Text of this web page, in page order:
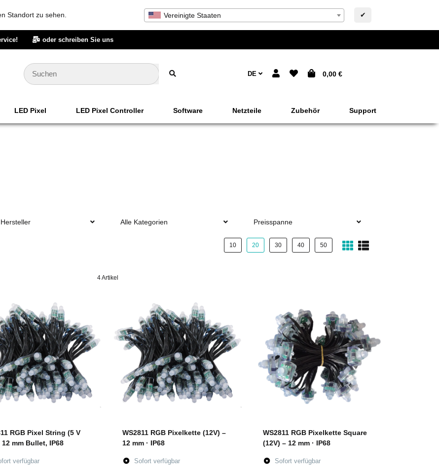
Standort zu sehen. Vereinigte Staaten ✔
oder schreiben Sie uns
DE 0,00 €
LED Pixel LED Pixel Controller Software Netzteile Zubehör Support
Alle Kategorien Preisspanne
10 20 30 40 50
4 Artikel
RGB Pixel String (5 V
12 mm Bullet, IP68
verfügbar
WS2811 RGB Pixelkette (12V) –
12 mm · IP68
Sofort verfügbar
WS2811 RGB Pixelkette Square
(12V) – 12 mm · IP68
Sofort verfügbar